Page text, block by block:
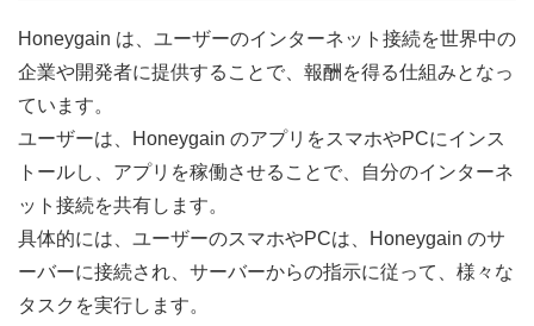
Honeygain は、ユーザーのインターネット接続を世界中の
企業や開発者に提供することで、報酬を得る仕組みとなっ
ています。
ユーザーは、Honeygain のアプリをスマホやPCにインス
トールし、アプリを稼働させることで、自分のインターネ
ット接続を共有します。
具体的には、ユーザーのスマホやPCは、Honeygain のサ
ーバーに接続され、サーバーからの指示に従って、様々な
タスクを実行します。